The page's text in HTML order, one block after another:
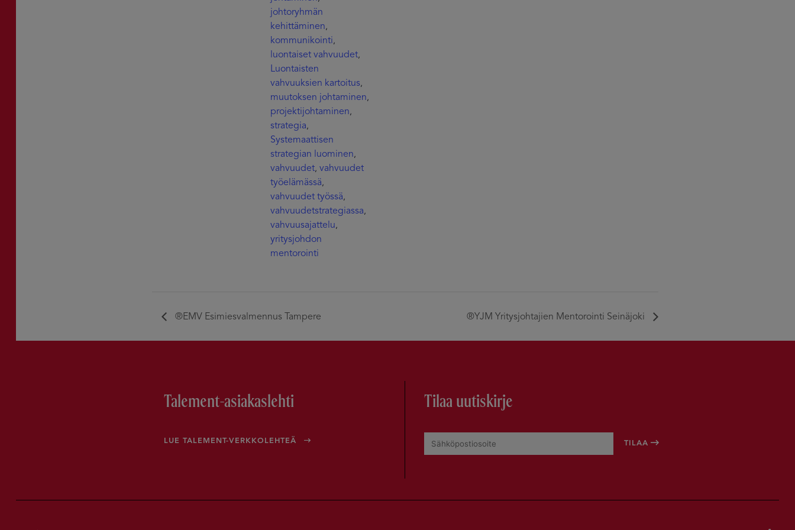
johtoryhmän
kehittäminen,
kommunikointi,
luontaiset vahvuudet,
Luontaisten
vahvuuksien kartoitus,
muutoksen johtaminen,
projektijohtaminen,
strategia,
Systemaattisen
strategian luominen,
vahvuudet,vahvuudet
työelämässä,
vahvuudet työssä,
vahvuudetstrategiassa,
vahvuusajattelu,
yritysjohdon
mentorointi
®EMV Esimiesvalmennus Tampere ®YJM Yritysjohtajien Mentorointi Seinäjoki
Talement-asiakaslehti
LUE TALEMENT-VERKKOLEHTEÄ
Tilaa uutiskirje